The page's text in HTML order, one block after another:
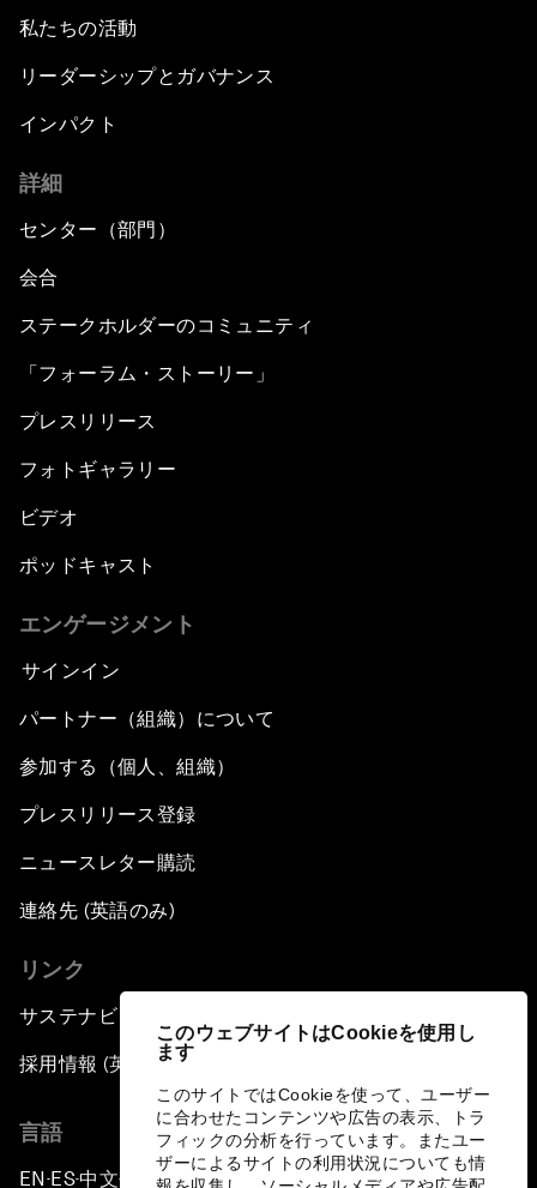
このウェブサイトはCookieを使用し
ます
このサイトではCookieを使って、ユーザー
に合わせたコンテンツや広告の表示、トラ
フィックの分析を行っています。またユー
ザーによるサイトの利用状況についても情
私たちの活動
リーダーシップとガバナンス
インパクト
詳細
センター（部門）
会合
ステークホルダーのコミュニティ
「フォーラム・ストーリー」
プレスリリース
フォトギャラリー
ビデオ
ポッドキャスト
エンゲージメント
サインイン
パートナー（組織）について
参加する（個人、組織）
プレスリリース登録
ニュースレター購読
連絡先 (英語のみ)
リンク
サステナビリティへの取り組み
採用情報 (英語のみ)
言語
EN ▪ ES▪中文▪ 日本語